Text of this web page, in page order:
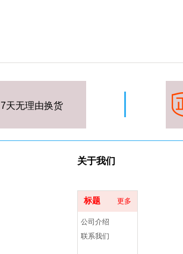
7天无理由换货
标题 更多
公司介绍
联系我们
关于我们